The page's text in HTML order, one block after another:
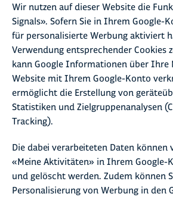
Wir nutzen auf dieser Website die
Signals». Sofern Sie in Ihrem Google-
für personalisierte Werbung aktiviert
Verwendung entsprechender Cookies
kann Google Informationen über Ihre
Website mit Ihrem Google-Konto
ermöglicht die Erstellung von
Statistiken und Zielgruppenanalysen
Tracking).
Die dabei verarbeiteten Daten können
«Meine Aktivitäten» in Ihrem Google-
und gelöscht werden. Zudem können
Personalisierung von Werbung in den